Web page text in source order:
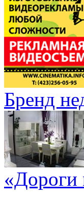
Бренд
«Дороги